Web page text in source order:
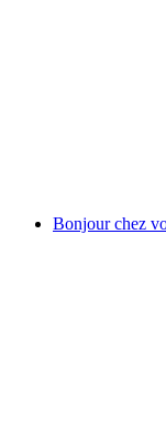
Bonjour chez